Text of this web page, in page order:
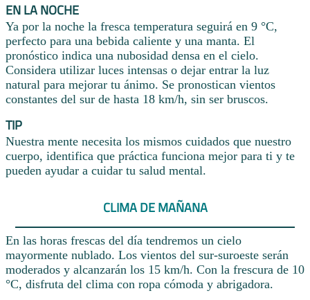
EN LA NOCHE
Ya por la noche la fresca temperatura seguirá en 9 °C,
perfecto para una bebida caliente y una manta. El
pronóstico indica una nubosidad densa en el cielo.
Considera utilizar luces intensas o dejar entrar la luz
natural para mejorar tu ánimo. Se pronostican vientos
constantes del sur de hasta 18 km/h, sin ser bruscos.
TIP
Nuestra mente necesita los mismos cuidados que nuestro
cuerpo, identifica que práctica funciona mejor para ti y te
pueden ayudar a cuidar tu salud mental.
CLIMA DE MAÑANA
En las horas frescas del día tendremos un cielo
mayormente nublado. Los vientos del sur-suroeste serán
moderados y alcanzarán los 15 km/h. Con la frescura de 10
°C, disfruta del clima con ropa cómoda y abrigadora.